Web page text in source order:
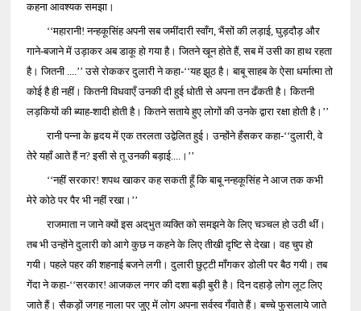
कहना आवश्यक समझा।
‘‘महारानी! नन्हकूसिंह अपनी सब जमींदारी स्वाँग, भैंसों की लड़ाई, घुड़दौड़ और
गाने-बजाने में उड़ाकर अब डाकू हो गया है। जितने खून होते हैं, सब में उसी का हाथ रहता
है। जितनी ....’’ उसे रोककर दुलारी ने कहा-‘‘यह झूठ है। बाबू साहब के ऐसा धर्मात्मा तो
कोई है ही नहीं। कितनी विधवाएँ उनकी दी हुई धोती से अपना तन ढँकती है। कितनी
लड़कियों की ब्याह-शादी होती है। कितने सताये हुए लोगों की उनके द्वारा रक्षा होती है।’’
रानी पन्ना के हृदय में एक तरलता उद्वेलित हुई। उन्होंने हँसकर कहा-‘‘दुलारी, वे
तेरे यहाँ आते हैं न? इसी से तू उनकी बड़ाई....।’’
‘‘नहीं सरकार! शपथ खाकर कह सकती हूँ कि बाबू नन्हकूसिंह ने आज तक कभी
मेरे कोठे पर पैर भी नहीं रखा।’’
राजमाता न जाने क्यों इस अद्‌भुत व्यक्ति को समझने के लिए चञ्चल हो उठी थीं।
तब भी उन्होंने दुलारी को आगे कुछ न कहने के लिए तीखी दृष्टि से देखा। वह चुप हो
गयी। पहले पहर की शहनाई बजने लगी। दुलारी छुट्टी माँगकर डोली पर बैठ गयी। तब
गेंदा ने कहा-‘‘सरकार! आजकल नगर की दशा बड़ी बुरी है। दिन दहाड़े लोग लूट लिए
जाते हैं। सैकड़ों जगह नाला पर जुए में लोग अपना सर्वस्व गँवाते हैं। बच्चे फुसलाये जाते